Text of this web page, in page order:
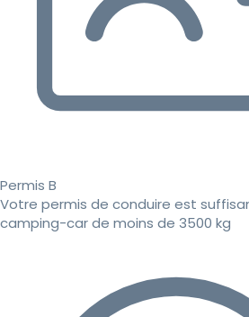
Permis B
Votre permis de conduire est
camping-car de moins de 3500 kg